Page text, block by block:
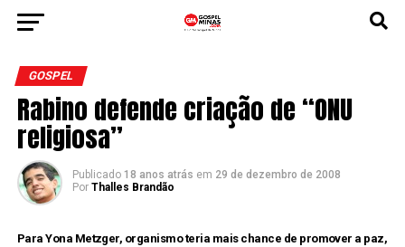
GOSPEL
Rabino defende criação de “ONU
religiosa”
Publicado 18 anos atrás em 29 de dezembro de 2008
Por Thalles Brandão
Para Yona Metzger, organismo teria mais chance de promover a paz,